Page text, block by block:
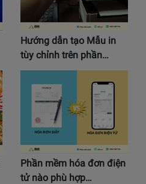
Hướng dẫn tạo Mẫu in
tùy chỉnh trên phần…
Phần mềm hóa đơn điện
tử nào phù hợp…